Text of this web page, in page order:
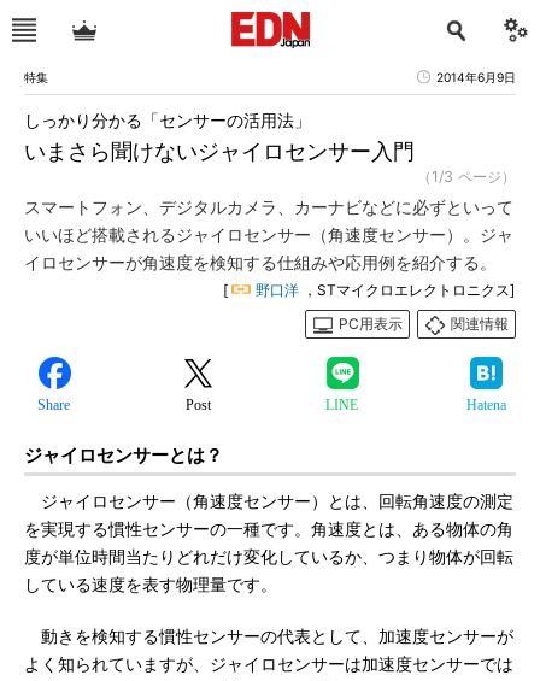
特集 2014年6月9日
いまさら聞けないジャイロセンサー入門
しっかり分かる「センサーの活用法」
（1/3 ページ）
スマートフォン、デジタルカメラ、カーナビなどに必ずといって
いいほど搭載されるジャイロセンサー（角速度センサー）。ジャ
イロセンサーが角速度を検知する仕組みや応用例を紹介する。
[ 野口洋 ，STマイクロエレクトロニクス]
PC用表示
関連情報
Share Post LINE Hatena
ジャイロセンサーとは？
ジャイロセンサー（角速度センサー）とは、回転角速度の測定
を実現する慣性センサーの一種です。角速度とは、ある物体の角
度が単位時間当たりどれだけ変化しているか、つまり物体が回転
している速度を表す物理量です。
動きを検知する慣性センサーの代表として、加速度センサーが
よく知られていますが、ジャイロセンサーは加速度センサーでは